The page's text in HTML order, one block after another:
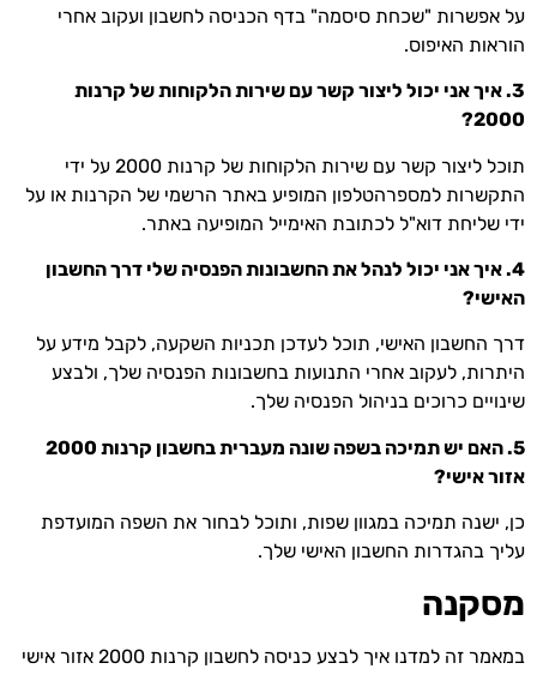
על אפשרות "שכחת סיסמה" בדף הכניסה לחשבון ועקוב אחרי
הוראות האיפוס.
3. איך אני יכול ליצור קשר עם שירות הלקוחות של קרנות
2000?
תוכל ליצור קשר עם שירות הלקוחות של קרנות 2000 על ידי
התקשרות למספרהטלפון המופיע באתר הרשמי של הקרנות או על
ידי שליחת דוא"ל לכתובת האימייל המופיעה באתר.
4. איך אני יכול לנהל את החשבונות הפנסיה שלי דרך החשבון
האישי?
דרך החשבון האישי, תוכל לעדכן תכניות השקעה, לקבל מידע על
היתרות, לעקוב אחרי התנועות בחשבונות הפנסיה שלך, ולבצע
שינויים כרוכים בניהול הפנסיה שלך.
5. האם יש תמיכה בשפה שונה מעברית בחשבון קרנות 2000
אזור אישי?
כן, ישנה תמיכה במגוון שפות, ותוכל לבחור את השפה המועדפת
עליך בהגדרות החשבון האישי שלך.
מסקנה
במאמר זה למדנו איך לבצע כניסה לחשבון קרנות 2000 אזור אישי